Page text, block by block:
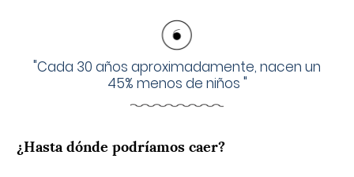
"Cada 30 años aproximadamente, nacen un
45% menos de niños "
¿Hasta dónde podríamos caer?